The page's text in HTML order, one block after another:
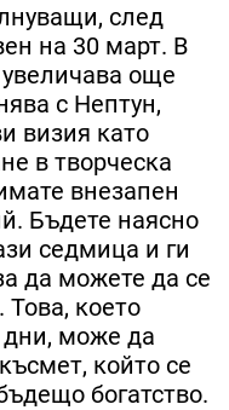
след
на 30 март. В
още
с Нептун,
визия като
в творческа
внезапен
Бъдете наясно
седмица и ги
да можете да се
Това, което
дни, може да
който се
богатство.